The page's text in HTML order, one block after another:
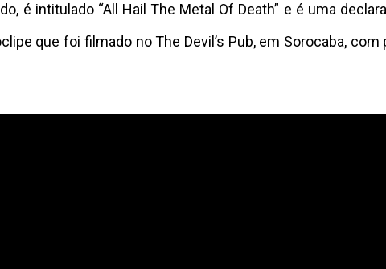
é intitulado “All Hail The Metal Of Death” e é uma
que foi filmado no The Devil’s Pub, em Sorocaba,